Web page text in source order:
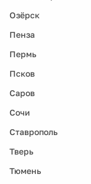
Озёрск
Пенза
Пермь
Псков
Саров
Сочи
Ставрополь
Тверь
Тюмень